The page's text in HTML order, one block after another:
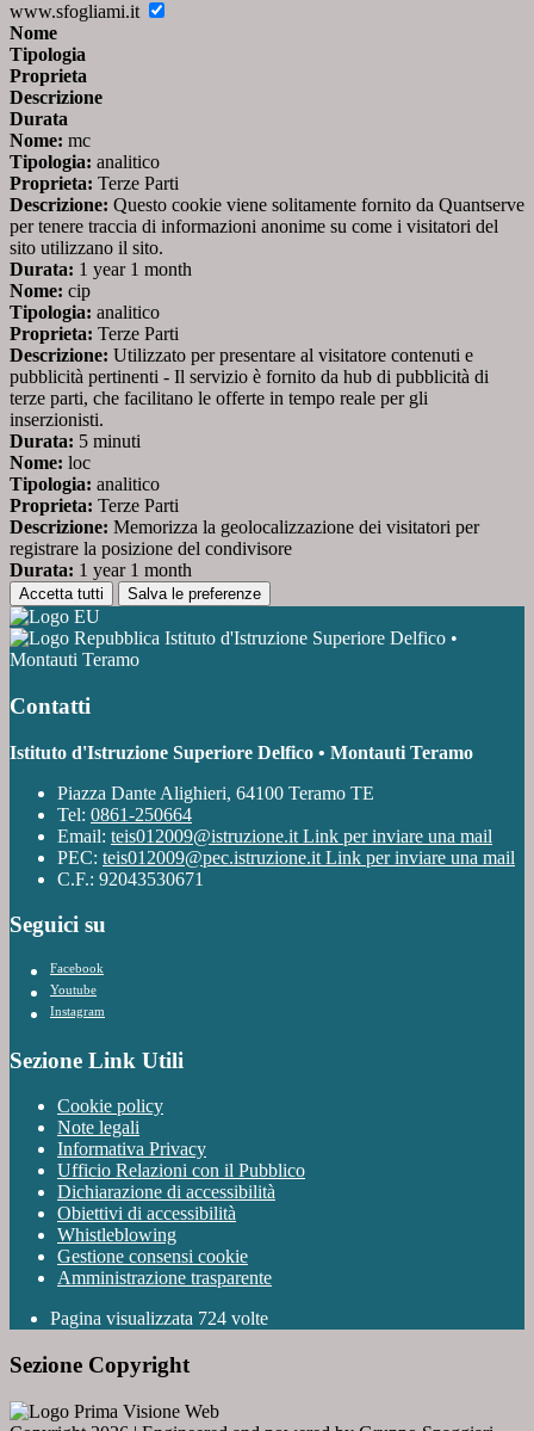
www.sfogliami.it
Nome
Tipologia
Proprieta
Descrizione
Durata
Nome: mc
Tipologia: analitico
Proprieta: Terze Parti
Descrizione: Questo cookie viene solitamente fornito da Quantserve
per tenere traccia di informazioni anonime su come i visitatori del
sito utilizzano il sito.
Durata: 1 year 1 month
Nome: cip
Tipologia: analitico
Proprieta: Terze Parti
Descrizione: Utilizzato per presentare al visitatore contenuti e
pubblicità pertinenti - Il servizio è fornito da hub di pubblicità di
terze parti, che facilitano le offerte in tempo reale per gli
inserzionisti.
Durata: 5 minuti
Nome: loc
Tipologia: analitico
Proprieta: Terze Parti
Descrizione: Memorizza la geolocalizzazione dei visitatori per
registrare la posizione del condivisore
Durata: 1 year 1 month
Accetta tutti Salva le preferenze
Istituto d'Istruzione Superiore Delfico •
Montauti Teramo
Contatti
Istituto d'Istruzione Superiore Delfico • Montauti Teramo
Piazza Dante Alighieri, 64100 Teramo TE
Tel: 0861-250664
Email: teis012009@istruzione.it Link per inviare una mail
PEC: teis012009@pec.istruzione.it Link per inviare una mail
C.F.: 92043530671
Seguici su
Facebook
Youtube
Instagram
Sezione Link Utili
Cookie policy
Note legali
Informativa Privacy
Ufficio Relazioni con il Pubblico
Dichiarazione di accessibilità
Obiettivi di accessibilità
Whistleblowing
Gestione consensi cookie
Amministrazione trasparente
Pagina visualizzata 724 volte
Sezione Copyright